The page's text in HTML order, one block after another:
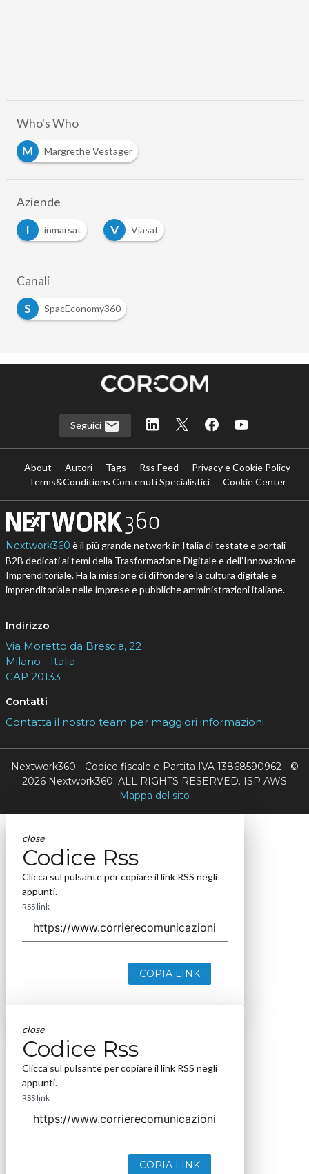
Who's Who
M
Margrethe Vestager
Aziende
I
inmarsat V Viasat
Canali
S
SpacEconomy360
Seguici
About Autori Tags Rss Feed
Privacy e Cookie Policy
Terms&Conditions Contenuti Specialistici
Cookie Center
Nextwork360 è il più grande network in Italia di testate e portali
B2B dedicati ai temi della Trasformazione Digitale e dell’Innovazione
Imprenditoriale. Ha la missione di diffondere la cultura digitale e
imprenditoriale nelle imprese e pubbliche amministrazioni italiane.
Indirizzo
Via Moretto da Brescia, 22
Milano - Italia
CAP 20133
Contatti
Contatta il nostro team per maggiori informazioni
Nextwork360 - Codice fiscale e Partita IVA 13868590962 - ©
2026 Nextwork360. ALL RIGHTS RESERVED. ISP AWS
Mappa del sito
close
Codice Rss
Clicca sul pulsante per copiare il link RSS negli
appunti.
RSS link
COPIA LINK
close
Codice Rss
Clicca sul pulsante per copiare il link RSS negli
appunti.
RSS link
COPIA LINK